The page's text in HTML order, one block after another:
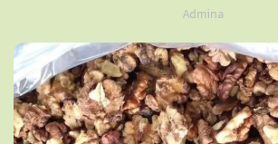
Admina